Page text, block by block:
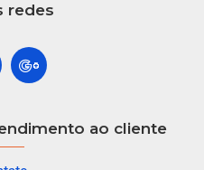
redes
ao cliente